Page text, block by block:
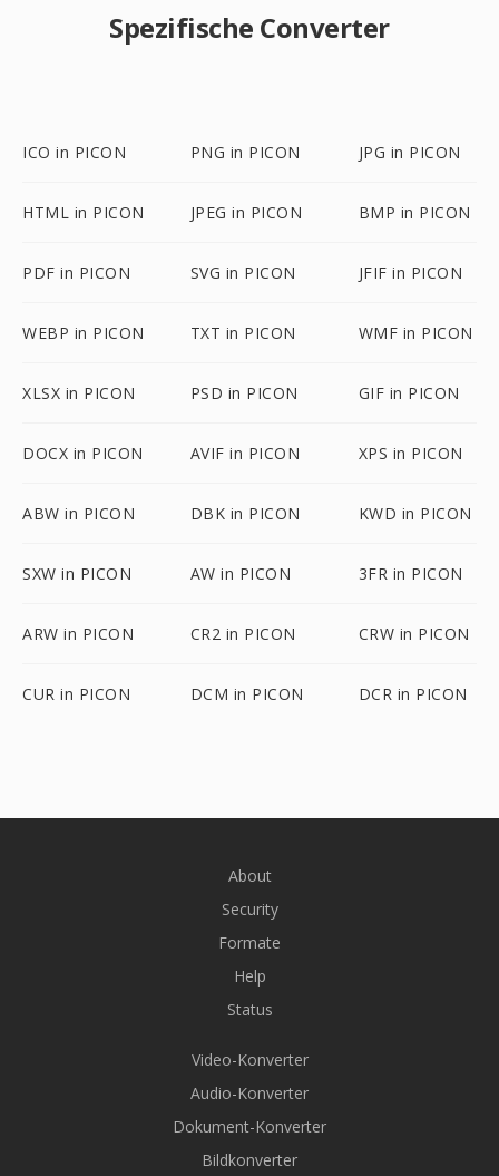
Spezifische Converter
ICO in PICON PNG in PICON JPG in PICON
HTML in PICON JPEG in PICON BMP in PICON
PDF in PICON SVG in PICON JFIF in PICON
WEBP in PICON TXT in PICON WMF in PICON
XLSX in PICON PSD in PICON GIF in PICON
DOCX in PICON AVIF in PICON XPS in PICON
ABW in PICON DBK in PICON KWD in PICON
SXW in PICON AW in PICON 3FR in PICON
ARW in PICON CR2 in PICON CRW in PICON
CUR in PICON DCM in PICON DCR in PICON
About
Security
Formate
Help
Status
Video-Konverter
Audio-Konverter
Dokument-Konverter
Bildkonverter